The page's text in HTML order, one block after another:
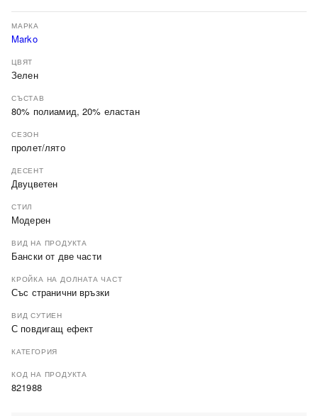
МАРКА
Marko
ЦВЯТ
Зелен
СЪСТАВ
80% полиамид, 20% еластан
СЕЗОН
пролет/лято
ДЕСЕНТ
Двуцветен
СТИЛ
Модерен
ВИД НА ПРОДУКТА
Бански от две части
КРОЙКА НА ДОЛНАТА ЧАСТ
Със странични връзки
ВИД СУТИЕН
С повдигащ ефект
КАТЕГОРИЯ
КОД НА ПРОДУКТА
821988